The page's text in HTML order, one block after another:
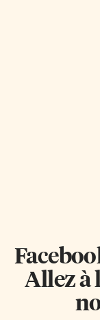
et publié une série de
appelés cahiers, qui
couverture rigide,
28×21 cm, coptant
85 pages, en papier
des textes
Allez à